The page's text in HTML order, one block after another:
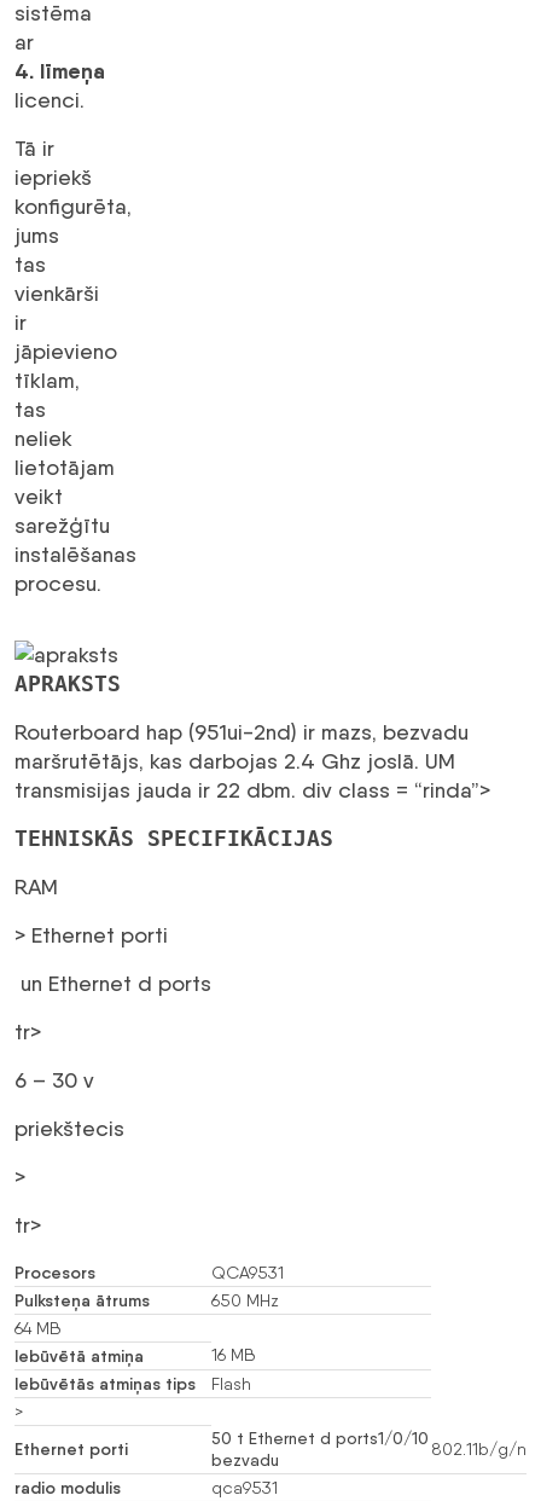
sistēma
ar
4. līmeņa
licenci.
Tā ir
iepriekš
konfigurēta,
jums
tas
vienkārši
ir
jāpievieno
tīklam,
tas
neliek
lietotājam
veikt
sarežģītu
instalēšanas
procesu.
APRAKSTS
Routerboard hap (951ui-2nd) ir mazs, bezvadu
maršrutētājs, kas darbojas 2.4 Ghz joslā. UM
transmisijas jauda ir 22 dbm. div class = “rinda”>
TEHNISKĀS SPECIFIKĀCIJAS
RAM
> Ethernet porti
un Ethernet d ports
tr>
6 – 30 v
priekštecis
>
tr>
Procesors QCA9531
Pulksteņa ātrums
650 MHz
64 MB
Iebūvētā atmiņa 16 MB
Iebūvētās atmiņas tips
Flash
>
Ethernet porti
50 t Ethernet d ports1/0/10
bezvadu
802.11b/g/n
radio modulis qca9531